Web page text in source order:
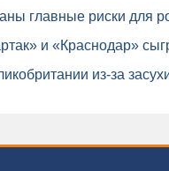
главные риски для
и «Краснодар»
из-за